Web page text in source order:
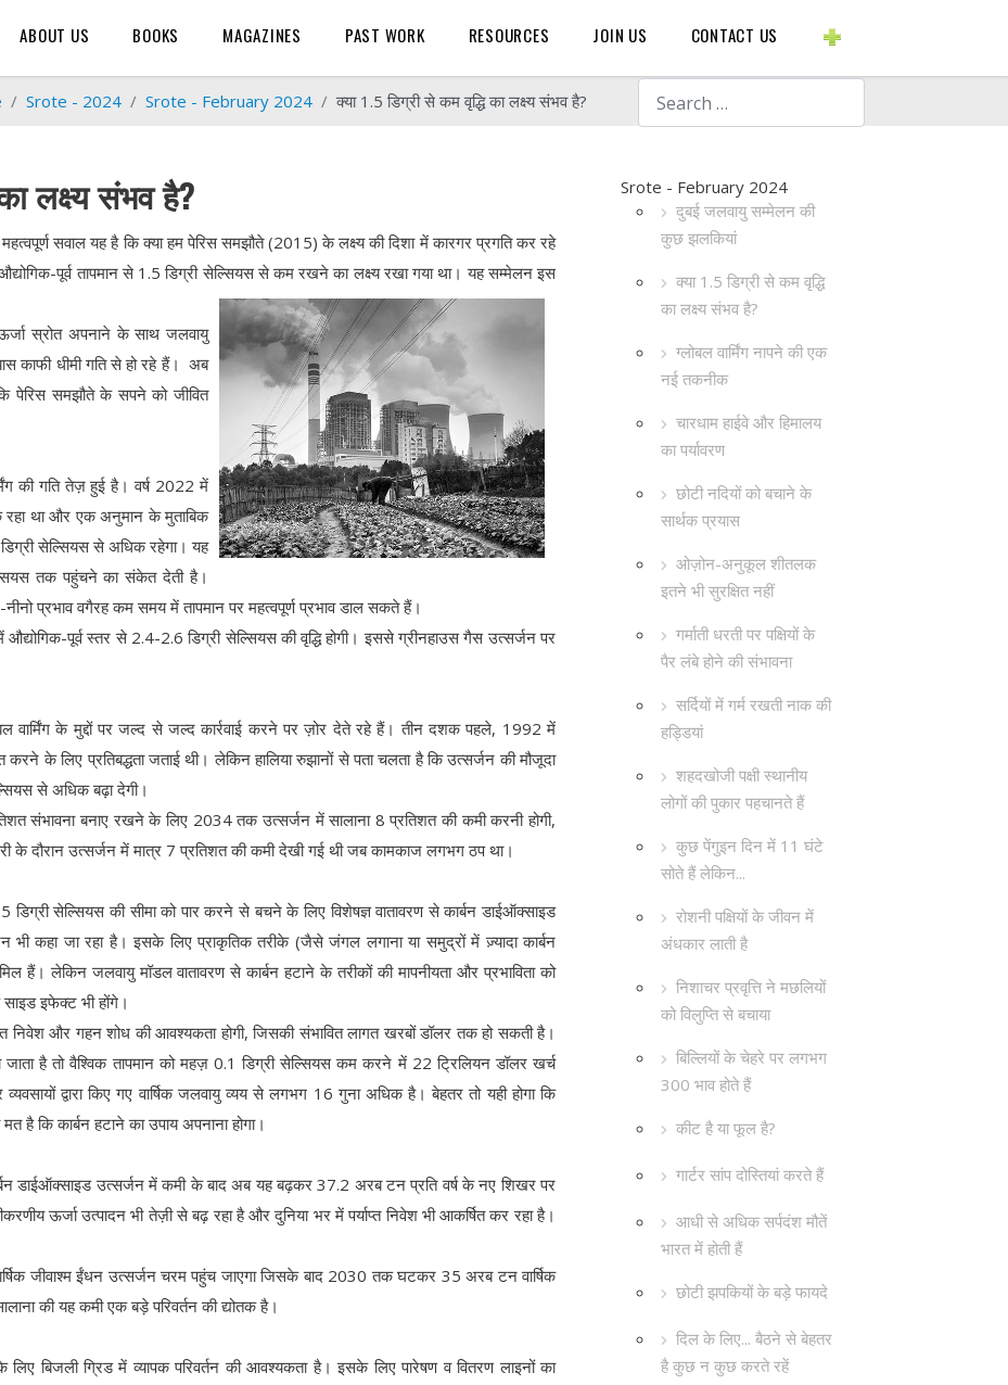
Search
ABOUT US BOOKS MAGAZINES PAST WORK RESOURCES JOIN US CONTACT US
Srote - 2024 Srote - February 2024 क्या 1.5 डिग्री से कम वृद्धि का लक्ष्य संभव है?
Srote - February 2024
दुबई जलवायु सम्मेलन की
कुछ झलकियां
क्या 1.5 डिग्री से कम वृद्धि
का लक्ष्य संभव है?
ग्लोबल वार्मिंग नापने की एक
नई तकनीक
चारधाम हाईवे और हिमालय
का पर्यावरण
छोटी नदियों को बचाने के
सार्थक प्रयास
ओज़ोन-अनुकूल शीतलक
इतने भी सुरक्षित नहीं
गर्माती धरती पर पक्षियों के
पैर लंबे होने की संभावना
सर्दियों में गर्म रखती नाक की
हड्डियां
शहदखोजी पक्षी स्थानीय
लोगों की पुकार पहचानते हैं
कुछ पेंगुइन दिन में 11 घंटे
सोते हैं लेकिन...
रोशनी पक्षियों के जीवन में
अंधकार लाती है
निशाचर प्रवृत्ति ने मछलियों
को विलुप्ति से बचाया
बिल्लियों के चेहरे पर लगभग
300 भाव होते हैं
कीट है या फूल है?
गार्टर सांप दोस्तियां करते हैं
आधी से अधिक सर्पदंश मौतें
भारत में होती हैं
छोटी झपकियों के बड़े फायदे
दिल के लिए... बैठने से बेहतर
है कुछ न कुछ करते रहें
लक्ष्य संभव है?
सवाल यह है कि क्या हम पेरिस समझौते (2015) के लक्ष्य की दिशा में कारगर प्रगति कर रहे
पूर्व तापमान से 1.5 डिग्री सेल्सियस से कम रखने का लक्ष्य रखा गया था। यह सम्मेलन इस
स्रोत अपनाने के साथ जलवायु
काफी धीमी गति से हो रहे हैं। अब
समझौते के सपने को जीवित
की गति तेज़ हुई है। वर्ष 2022 में
रहा था और एक अनुमान के मुताबिक
सेल्सियस से अधिक रहेगा। यह
तक पहुंचने का संकेत देती है।
प्रभाव वगैरह कम समय में तापमान पर महत्वपूर्ण प्रभाव डाल सकते हैं।
पूर्व स्तर से 2.4-2.6 डिग्री सेल्सियस की वृद्धि होगी। इससे ग्रीनहाउस गैस उत्सर्जन पर
वार्मिंग के मुद्दों पर जल्द से जल्द कार्रवाई करने पर ज़ोर देते रहे हैं। तीन दशक पहले, 1992 में
के लिए प्रतिबद्धता जताई थी। लेकिन हालिया रुझानों से पता चलता है कि उत्सर्जन की मौजूदा
से अधिक बढ़ा देगी।
संभावना बनाए रखने के लिए 2034 तक उत्सर्जन में सालाना 8 प्रतिशत की कमी करनी होगी,
के दौरान उत्सर्जन में मात्र 7 प्रतिशत की कमी देखी गई थी जब कामकाज लगभग ठप था।
सेल्सियस की सीमा को पार करने से बचने के लिए विशेषज्ञ वातावरण से कार्बन डाईऑक्साइड
कहा जा रहा है। इसके लिए प्राकृतिक तरीके (जैसे जंगल लगाना या समुद्रों में ज़्यादा कार्बन
हैं। लेकिन जलवायु मॉडल वातावरण से कार्बन हटाने के तरीकों की मापनीयता और प्रभाविता को
इफेक्ट भी होंगे।
निवेश और गहन शोध की आवश्यकता होगी, जिसकी संभावित लागत खरबों डॉलर तक हो सकती है।
है तो वैश्विक तापमान को महज़ 0.1 डिग्री सेल्सियस कम करने में 22 ट्रिलियन डॉलर खर्च
द्वारा किए गए वार्षिक जलवायु व्यय से लगभग 16 गुना अधिक है। बेहतर तो यही होगा कि
है कि कार्बन हटाने का उपाय अपनाना होगा।
डाईऑक्साइड उत्सर्जन में कमी के बाद अब यह बढ़कर 37.2 अरब टन प्रति वर्ष के नए शिखर पर
ऊर्जा उत्पादन भी तेज़ी से बढ़ रहा है और दुनिया भर में पर्याप्त निवेश भी आकर्षित कर रहा है।
जीवाश्म ईंधन उत्सर्जन चरम पहुंच जाएगा जिसके बाद 2030 तक घटकर 35 अरब टन वार्षिक
की यह कमी एक बड़े परिवर्तन की द्योतक है।
बिजली ग्रिड में व्यापक परिवर्तन की आवश्यकता है। इसके लिए पारेषण व वितरण लाइनों का